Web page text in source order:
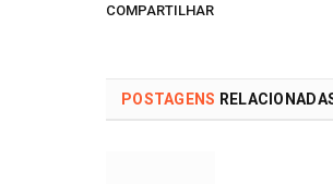
COMPARTILHAR
POSTAGENS